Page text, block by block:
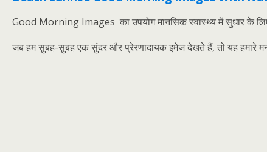
Good Morning Images का उपयोग मानसिक स्वास्थ्य में सुधार के
जब हम सुबह-सुबह एक सुंदर और प्रेरणादायक इमेज देखते हैं, तो यह हमारे